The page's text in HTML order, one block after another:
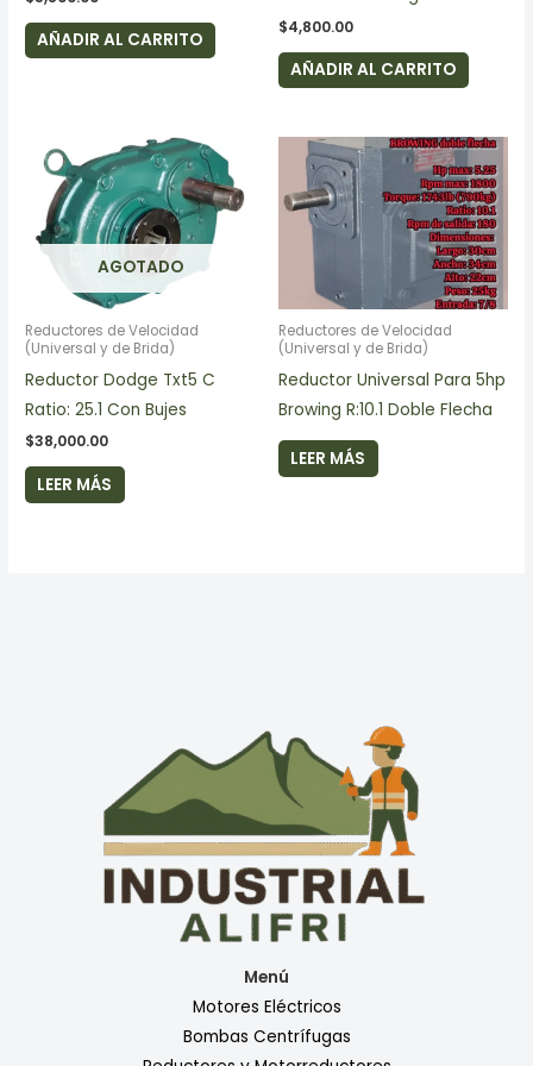
AÑADIR AL CARRITO
$4,800.00
AÑADIR AL CARRITO
AGOTADO
Reductores de Velocidad
(Universal y de Brida)
Reductor Dodge Txt5 C
Ratio: 25.1 Con Bujes
$38,000.00
LEER MÁS
Reductores de Velocidad
(Universal y de Brida)
Reductor Universal Para 5hp
Browing R:10.1 Doble Flecha
LEER MÁS
Menú
Motores Eléctricos
Bombas Centrífugas